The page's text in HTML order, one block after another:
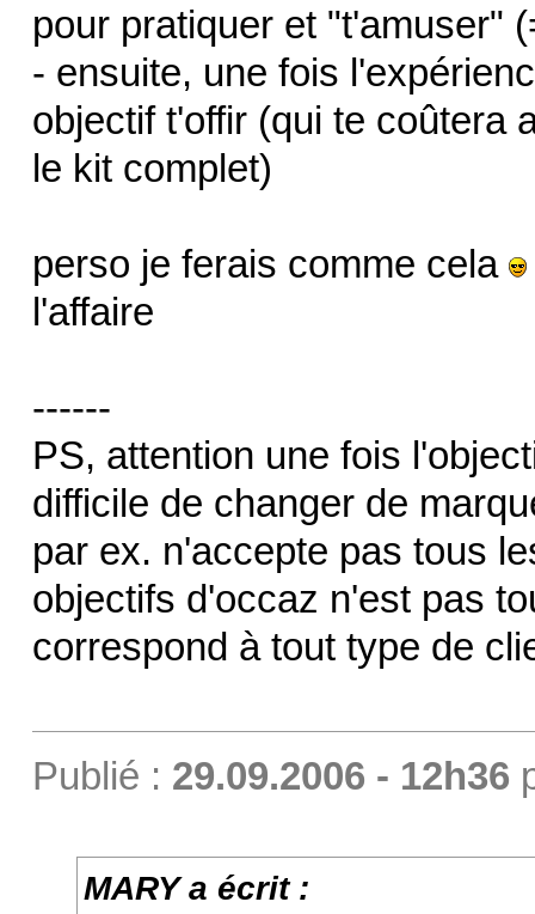
pour pratiquer et "t'amuser"
- ensuite, une fois
objectif t'offir (qui te coûtera
le kit complet)
perso je ferais comme cela
l'affaire
------
PS, attention une fois
difficile de changer de
par ex. n'accepte pas tous
objectifs d'occaz n'est pas
correspond à tout type de
Publié : 29.09.2006 - 12h36
MARY a écrit :